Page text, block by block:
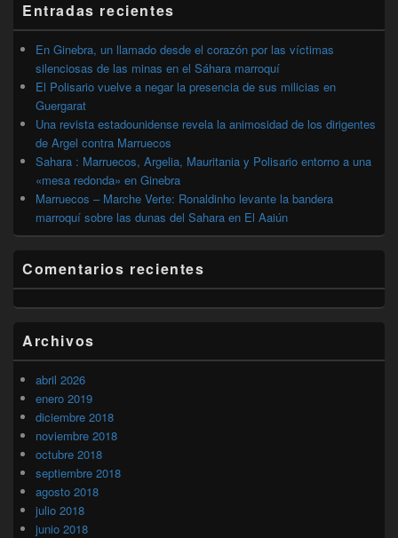
lateral
primaria
Entradas recientes
En Ginebra, un llamado desde el corazón por las víctimas
silenciosas de las minas en el Sáhara marroquí
El Polisario vuelve a negar la presencia de sus milicias en
Guergarat
Una revista estadounidense revela la animosidad de los dirigentes
de Argel contra Marruecos
Sahara : Marruecos, Argelia, Mauritania y Polisario entorno a una
«mesa redonda» en Ginebra
Marruecos – Marche Verte: Ronaldinho levante la bandera
marroquí sobre las dunas del Sahara en El Aaiún
Comentarios recientes
Archivos
abril 2026
enero 2019
diciembre 2018
noviembre 2018
octubre 2018
septiembre 2018
agosto 2018
julio 2018
junio 2018